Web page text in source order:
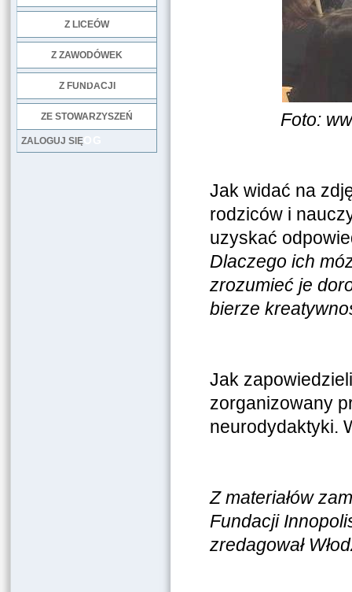
Z LICEÓW
Z ZAWODÓWEK
Z FUNDACJI
ZE STOWARZYSZEŃ
LOG
ZALOGUJ SIĘ
Foto:
Jak widać na
rodziców i
uzyskać
Dlaczego ich
zrozumieć je
bierze
Jak
zorganizowany
neurodydaktyki.
Z materiałów
Fundacji
zredagował